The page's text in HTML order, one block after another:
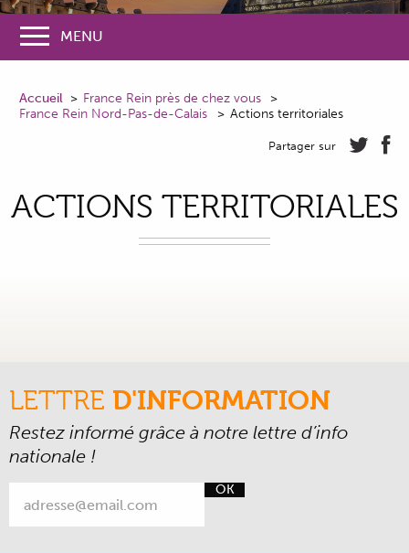
MENU
Accueil
France Rein près de chez vous
France Rein Nord-Pas-de-Calais
Actions territoriales
Partager sur
ACTIONS TERRITORIALES
LETTRE D'INFORMATION
Restez informé grâce à notre lettre d’info
nationale !
OK